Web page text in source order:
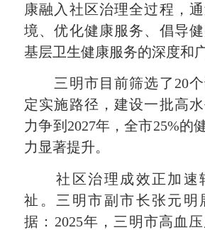
康融入社区治理全过程，
境、优化健康服务、倡导
基层卫生健康服务的深度和
三明市目前筛选了20个
定实施路径，建设一批高水
力争到2027年，全市25%的
力显著提升。
社区治理成效正加速
祉。三明市副市长张元明
据：2025年，三明市高血